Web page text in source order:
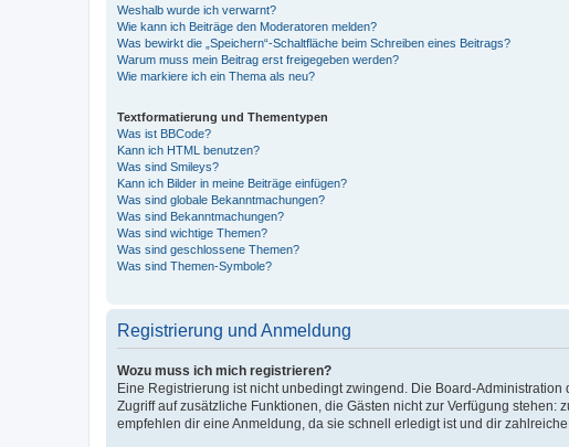
Weshalb wurde ich verwarnt?
Wie kann ich Beiträge den Moderatoren melden?
Was bewirkt die „Speichern“-Schaltfläche beim Schreiben eines Beitrags?
Warum muss mein Beitrag erst freigegeben werden?
Wie markiere ich ein Thema als neu?
Textformatierung und Thementypen
Was ist BBCode?
Kann ich HTML benutzen?
Was sind Smileys?
Kann ich Bilder in meine Beiträge einfügen?
Was sind globale Bekanntmachungen?
Was sind Bekanntmachungen?
Was sind wichtige Themen?
Was sind geschlossene Themen?
Was sind Themen-Symbole?
Registrierung und Anmeldung
Wozu muss ich mich registrieren?
Eine Registrierung ist nicht unbedingt zwingend. Die Board-
Zugriff auf zusätzliche Funktionen, die Gästen nicht zur Verfügung
empfehlen dir eine Anmeldung, da sie schnell erledigt ist und dir zahlreiche